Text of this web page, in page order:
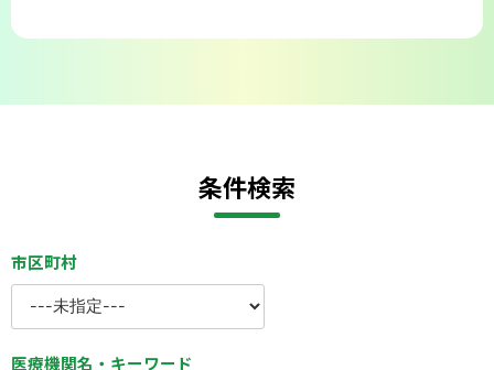
条件検索
市区町村
医療機関名・キーワード